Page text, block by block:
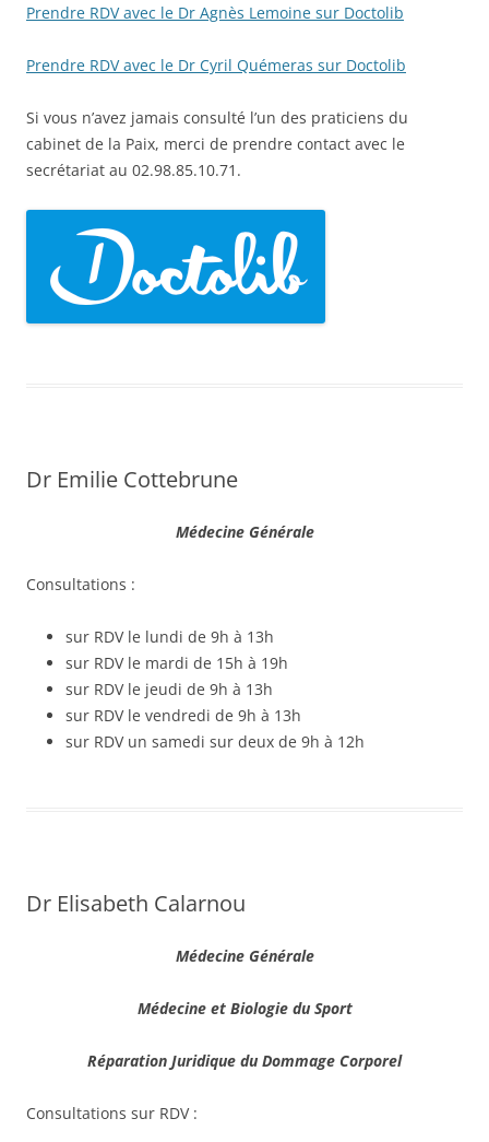
Prendre RDV avec le Dr Agnès Lemoine sur Doctolib
Prendre RDV avec le Dr Cyril Quémeras sur Doctolib
Si vous n’avez jamais consulté l’un des praticiens du
cabinet de la Paix, merci de prendre contact avec le
secrétariat au 02.98.85.10.71.
Dr Emilie Cottebrune
Médecine Générale
Consultations :
sur RDV le lundi de 9h à 13h
sur RDV le mardi de 15h à 19h
sur RDV le jeudi de 9h à 13h
sur RDV le vendredi de 9h à 13h
sur RDV un samedi sur deux de 9h à 12h
Dr Elisabeth Calarnou
Médecine Générale
Médecine et Biologie du Sport
Réparation Juridique du Dommage Corporel
Consultations sur RDV :